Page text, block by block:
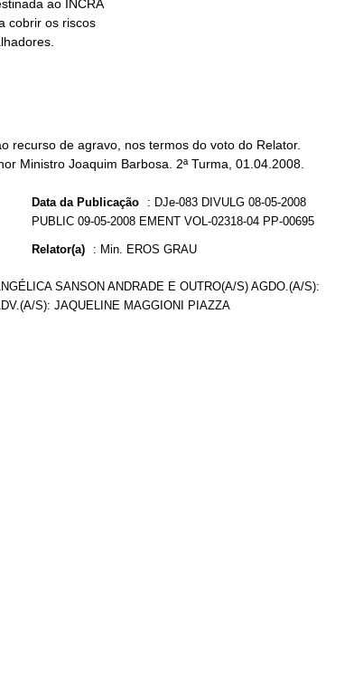
recurso de agravo, nos termos do voto do Relator.
Ministro Joaquim Barbosa. 2ª Turma, 01.04.2008.
Data da Publicação : DJe-083 DIVULG 08-05-2008
PUBLIC 09-05-2008 EMENT VOL-02318-04 PP-00695
Relator(a) : Min. EROS GRAU
SANSON ANDRADE E OUTRO(A/S) AGDO.(A/S):
S): JAQUELINE MAGGIONI PIAZZA